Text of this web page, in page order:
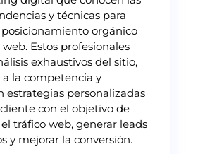
y técnicas para
orgánico
Estos profesionales
exhaustivos del sitio,
la competencia y
estrategias personalizadas
con el objetivo de
tráfico web, generar leads
y mejorar la conversión.